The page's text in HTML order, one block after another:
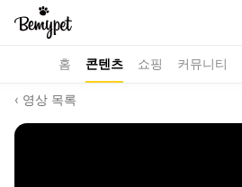
홈 콘텐츠 쇼핑 커뮤니티
‹ 영상 목록